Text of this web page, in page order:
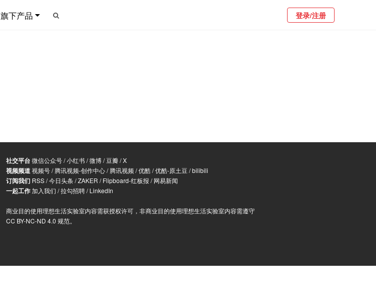
旗下产品 登录/注册
社交平台微信公众号/小红书/微博/豆瓣/X
视频频道视频号/腾讯视频-创作中心/腾讯视频/优酷/优酷-原土豆 /bilibili
订阅我们 RSS/今日头条 /ZAKER /Flipboard-红板报 /网易新闻
一起工作加入我们 /拉勾招聘/LinkedIn
商业目的使用理想生活实验室内容需获授权许可，非商业目的使用理想生活实验室内容需遵守
CC BY-NC-ND 4.0 规范。